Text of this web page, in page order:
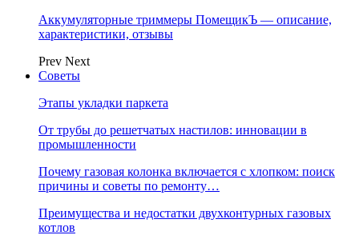
Аккумуляторные триммеры ПомещикЪ — описание,
характеристики, отзывы
Prev Next
Советы
Этапы укладки паркета
От трубы до решетчатых настилов: инновации в
промышленности
Почему газовая колонка включается с хлопком: поиск
причины и советы по ремонту…
Преимущества и недостатки двухконтурных газовых
котлов